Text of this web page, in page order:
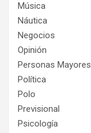
Música
Náutica
Negocios
Opinión
Personas Mayores
Política
Polo
Previsional
Psicología